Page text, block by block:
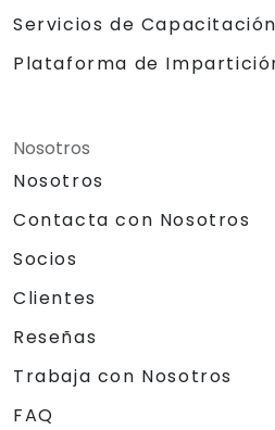
Servicios de
Plataforma de
Nosotros
Nosotros
Contacta con Nosotros
Socios
Clientes
Reseñas
Trabaja con Nosotros
FAQ